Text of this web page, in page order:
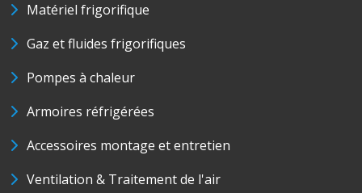
Matériel frigorifique
Gaz et fluides frigorifiques
Pompes à chaleur
Armoires réfrigérées
Accessoires montage et entretien
Ventilation & Traitement de l'air